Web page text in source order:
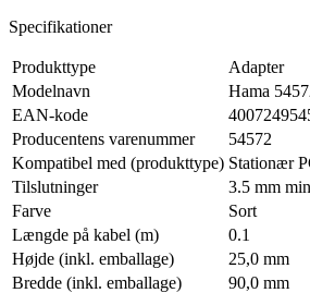
Specifikationer
Produkttype
Adapter
Modelnavn
Hama
EAN-kode
Producentens varenummer
54572
Kompatibel med (produkttype) Stationær
Tilslutninger
3.5 mm
Farve
Sort
Længde på kabel (m)
0.1
Højde (inkl. emballage)
25,0 mm
Bredde (inkl. emballage)
90,0 mm